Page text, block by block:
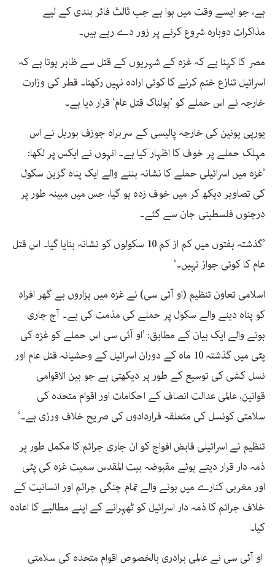
ہے، جو ایسے وقت میں ہوا ہے جب ثالث فائر بندی کے لیے
مذاکرات دوبارہ شروع کرنے پر زور دے رہے ہیں۔
مصر کا کہنا ہے کہ غزہ کے شہریوں کے قتل سے ظاہر ہوتا ہے کہ
اسرائیل تنازع ختم کرنے کا کوئی ارادہ نہیں رکھتا۔ قطر کی وزارت
خارجہ نے اس حملے کو ’ہولناک قتل عام‘ قرار دیا ہے۔
یورپی یونین کی خارجہ پالیسی کے سربراہ جوزف بوریل نے اس
مہلک حملے پر خوف کا اظہار کیا ہے۔ انہوں نے ایکس پر لکھا:
’غزہ میں اسرائیلی حملے کا نشانہ بننے والے ایک پناہ گزین سکول
کی تصاویر دیکھ کر میں خوف زدہ ہو گیا، جس میں مبینہ طور پر
درجنوں فلسطینی جان سے گئے۔
’گذشتہ ہفتوں میں کم از کم 10 سکولوں کو نشانہ بنایا گیا۔ اس قتل
عام کا کوئی جواز نہیں۔‘
اسلامی تعاون تنظیم (او آئی سی) نے غزہ میں ہزاروں بے گھر افراد
کو پناہ دینے والے سکول پر حملے کی مذمت کی ہے۔ آج جاری
ہونے والے ایک بیان کے مطابق: ’او آئی سی اس حملے کو غزہ کی
پٹی میں گذشتہ 10 ماہ کے دوران اسرائیل کے وحشیانہ قتل عام اور
نسل کشی کی توسیع کے طور پر دیکھتی ہے جو بین الاقوامی
قوانین، عالمی عدالت انصاف کے احکامات اور اقوام متحدہ کی
سلامتی کونسل کی متعلقہ قراردادوں کی صریح خلاف ورزی ہے۔‘
تنظیم نے اسرائیلی قابض افواج کو ان جاری جرائم کا مکمل طور پر
ذمہ دار قرار دیتے ہوئے مقبوضہ بیت المقدس سمیت غزہ کی پٹی
اور مغربی کنارے میں ہونے والے تمام جنگی جرائم اور انسانیت کے
خلاف جرائم کا ذمہ دار اسرائیل کو ٹھہرانے کے اپنے مطالبے کا اعادہ
کیا۔
او آئی سی نے عالمی برادری بالخصوص اقوام متحدہ کی سلامتی